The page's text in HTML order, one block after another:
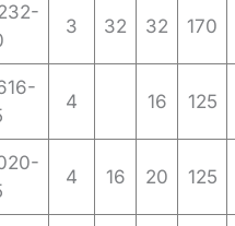
3 32 32 170
4 16 125
4 16 20 125